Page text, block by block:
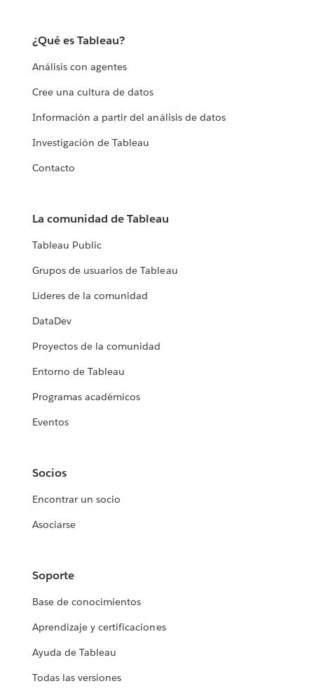
¿Qué es Tableau?
Análisis con agentes
Cree una cultura de datos
Información a partir del análisis de datos
Investigación de Tableau
Contacto
La comunidad de Tableau
Tableau Public
Grupos de usuarios de Tableau
Líderes de la comunidad
DataDev
Proyectos de la comunidad
Entorno de Tableau
Programas académicos
Eventos
Socios
Encontrar un socio
Asociarse
Soporte
Base de conocimientos
Aprendizaje y certificaciones
Ayuda de Tableau
Todas las versiones